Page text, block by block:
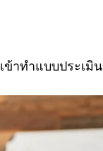
เข้าทำแบบประเมิน